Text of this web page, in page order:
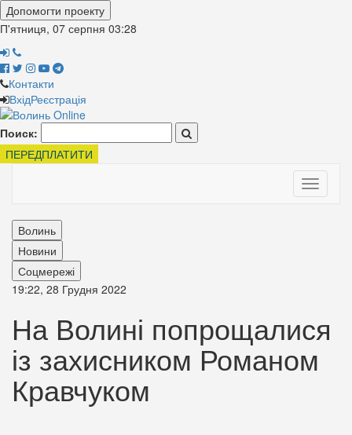
Допомогти проекту
П'ятниця, 07 серпня 03:28
Контакти
ВхідРеєстрація
Поиск:
ПЕРЕДПЛАТИТИ
Toggle
Волинь
Новини
Соцмережі
19:22, 28 Грудня 2022
На Волині попрощалися
із захисником Романом
Кравчуком